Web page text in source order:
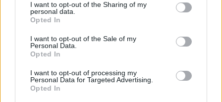
I want to opt-out of the Sharing of my
personal data.
Opted In
I want to opt-out of the Sale of my
Personal Data.
Opted In
I want to opt-out of processing my
Personal Data for Targeted Advertising.
Opted In